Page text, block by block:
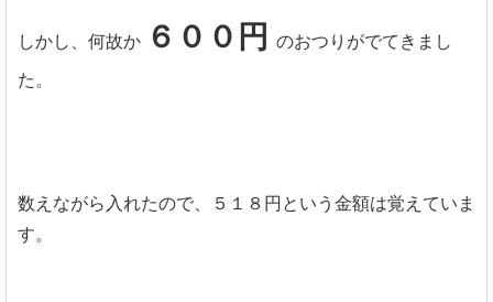
しかし、何故か ６００円
のおつりがでてきまし
た。
数えながら入れたので、５１８円という金額は覚えていま
す。